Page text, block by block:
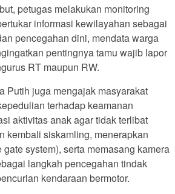
petugas melakukan monitoring
informasi kewilayahan sebagai
pencegahan dini, mendata warga
pentingnya tamu wajib lapor
RT maupun RW.
Putih juga mengajak masyarakat
terhadap keamanan
aktivitas anak agar tidak terlibat
kembali siskamling, menerapkan
system), serta memasang kamera
langkah pencegahan tindak
kendaraan bermotor.